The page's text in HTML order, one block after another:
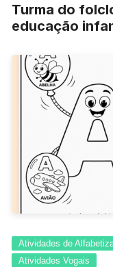
Turma do
educação
Atividades de
Atividades Vogais